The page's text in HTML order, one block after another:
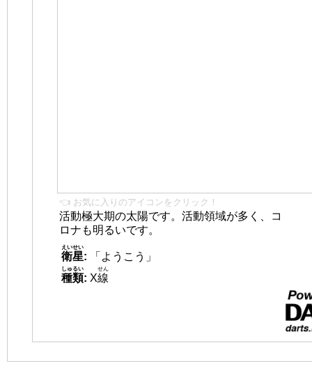
👈 お気に入りのアイコンをクリック！
活動極大期の太陽です。活動領域が多く、コ
ロナも明るいです。
衛星
えいせい
:
「ようこう」
種類
しゅるい
: X線
せん